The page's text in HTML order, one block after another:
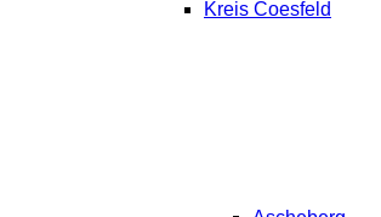
Kreis Coesfeld